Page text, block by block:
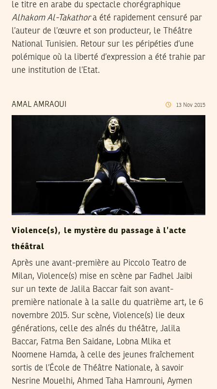
le titre en arabe du spectacle chorégraphique
Alhakom Al-Takathora été rapidement censuré par
l’auteur de l’œuvre et son producteur, le Théâtre
National Tunisien. Retour sur les péripéties d’une
polémique où la liberté d’expression a été trahie par
une institution de l’Etat.
AMAL AMRAOUI 13 Nov 2015
Violence(s), le mystère du passage à l’acte
théâtral
Après une avant-première au Piccolo Teatro de
Milan, Violence(s) mise en scène par Fadhel Jaibi
sur un texte de Jalila Baccar fait son avant-
première nationale à la salle du quatrième art, le 6
novembre 2015. Sur scène, Violence(s) lie deux
générations, celle des aînés du théâtre, Jalila
Baccar, Fatma Ben Saidane, Lobna Mlika et
Noomene Hamda, à celle des jeunes fraîchement
sortis de l’École de Théâtre Nationale, à savoir
Nesrine Mouelhi, Ahmed Taha Hamrouni, Aymen